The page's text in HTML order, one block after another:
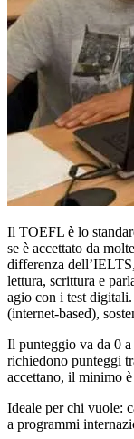
Il TOEFL è lo
se è accettato da
differenza
lettura, scrittura e
agio con i test
(internet-based),
Il punteggio va da 0
richiedono punteggi
accettano, il minimo
Ideale per chi vuole:
a programmi